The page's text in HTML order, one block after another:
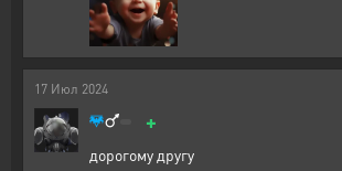
17 Июл 2024
+
дорогому другу